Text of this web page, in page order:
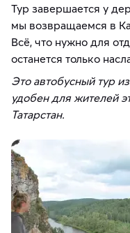
Тур завершается у
мы возвращаемся в
Всё, что нужно для
останется только
Это автобусный тур
удобен для жителей
Татарстан.